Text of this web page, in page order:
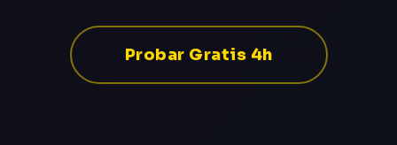
Probar Gratis 4h